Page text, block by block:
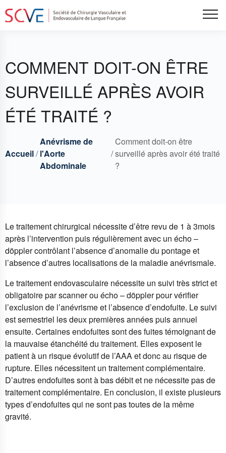
Aller
au
COMMENT DOIT-ON ÊTRE
SURVEILLÉ APRÈS AVOIR
ÉTÉ TRAITÉ ?
Breadcrumbs
Fil
d'Ariane
Accueil
Anévrisme de
l'Aorte
Abdominale
Comment doit-on être
surveillé après avoir été traité
?
Le traitement chirurgical nécessite d’être revu de 1 à 3mois
après l’intervention puis régulièrement avec un écho –
döppler contrôlant l’absence d’anomalie du pontage et
l’absence d’autres localisations de la maladie anévrismale.
Le traitement endovasculaire nécessite un suivi très strict et
obligatoire par scanner ou écho – döppler pour vérifier
l’exclusion de l’anévrisme et l’absence d’endofuite. Le suivi
est semestriel les deux premières années puis annuel
ensuite. Certaines endofuites sont des fuites témoignant de
la mauvaise étanchéité du traitement. Elles exposent le
patient à un risque évolutif de l’AAA et donc au risque de
rupture. Elles nécessitent un traitement complémentaire.
D’autres endofuites sont à bas débit et ne nécessite pas de
traitement complémentaire. En conclusion, il existe plusieurs
types d’endofuites qui ne sont pas toutes de la même
gravité.